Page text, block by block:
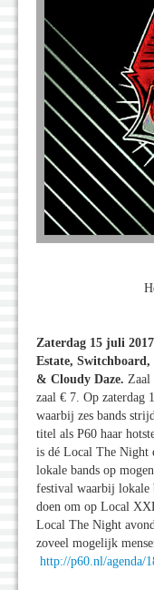
Zaterdag 15 juli
Estate,
& Cloudy Daze. Zaal
zaal € 7. Op zaterdag
waarbij zes bands
titel als P60 haar
is dé Local The Night
lokale bands op
festival waarbij lokale
doen om op Local
Local The Night
zoveel mogelijk
http://p60.nl/agenda/